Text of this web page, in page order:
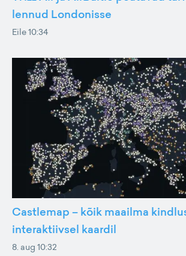
lennud Londonisse
Eile 10:34
Castlemap – kõik maailma
interaktiivsel kaardil
8. aug 10:32